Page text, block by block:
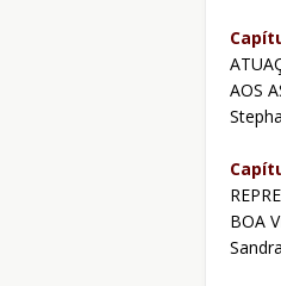
AOS
BOA